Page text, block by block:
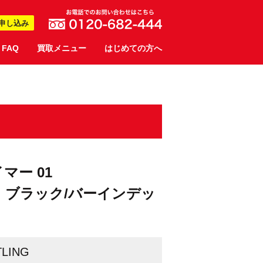
し込み
FAQ 買取メニュー はじめての方へ
ー 01
ラック/バーインデッ